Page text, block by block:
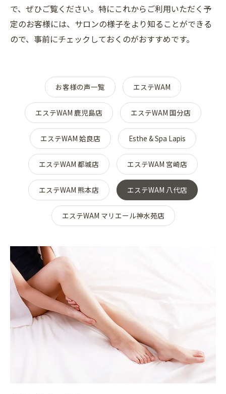
で、ぜひご覧ください。特にこれからご利用いただく予
定のお客様には、サロンの様子をより知ることができる
ので、事前にチェックしておくのがおすすめです。
お客様の声一覧 エステWAM
エステWAM 鹿児島店 エステWAM 国分店
エステWAM 姶良店 Esthe & Spa Lapis
エステWAM 都城店 エステWAM 宮崎店
エステWAM 熊本店 エステWAM 八代店
エステWAM マリエール神水苑店